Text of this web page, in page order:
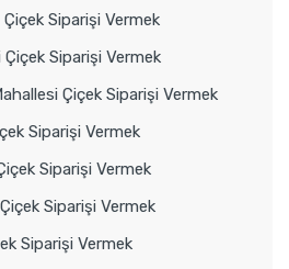
Siparişi Vermek
Siparişi Vermek
Çiçek Siparişi Vermek
Siparişi Vermek
Siparişi Vermek
Siparişi Vermek
Siparişi Vermek